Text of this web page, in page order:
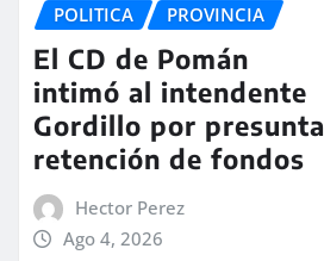
POLITICA
PROVINCIA
El CD de Pomán
intimó al intendente
Gordillo por presunta
retención de fondos
Hector Perez
Ago 4, 2026